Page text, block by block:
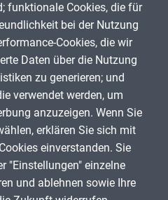
funktionale Cookies, die für
bei der Nutzung
Cookies, die wir
Daten über die Nutzung
zu generieren; und
verwendet werden, um
anzuzeigen. Wenn Sie
erklären Sie sich mit
einverstanden. Sie
"Einstellungen" einzelne
und ablehnen sowie Ihre